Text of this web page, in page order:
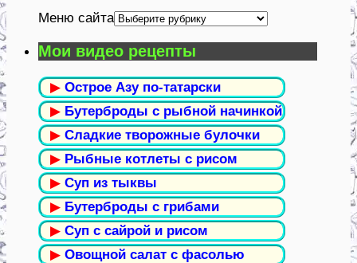
Меню сайта
Мои видео рецепты
▶ Острое Азу по-татарски
▶ Бутерброды с рыбной начинкой
▶ Сладкие творожные булочки
▶ Рыбные котлеты с рисом
▶ Суп из тыквы
▶ Бутерброды с грибами
▶ Суп с сайрой и рисом
▶ Овощной салат с фасолью